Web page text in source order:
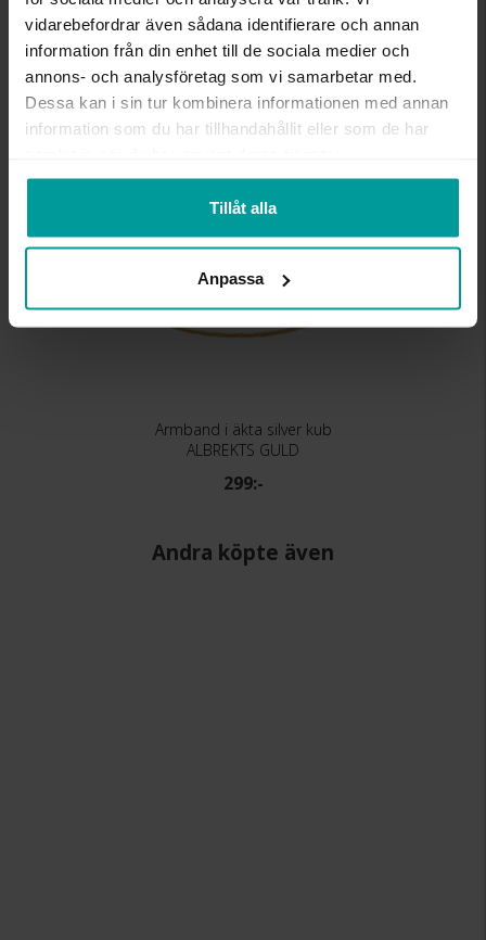
vidarebefordrar även sådana identifierare och annan
information från din enhet till de sociala medier och
annons- och analysföretag som vi samarbetar med.
Dessa kan i sin tur kombinera informationen med annan
information som du har tillhandahållit eller som de har
Tillåt alla
Anpassa
VARUMÄRKE
Albrekts Guld
MATERIAL
Silver,Guldpläterat
Liknande produkter
Armband i äkta silver kub
ALBREKTS GULD
299:-
Andra köpte även